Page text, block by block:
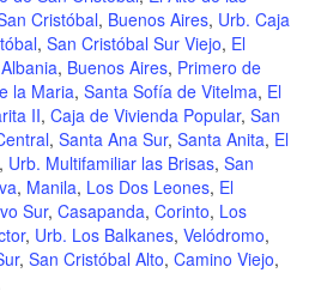
Cristóbal, Buenos Aires, Urb. Caja
, San Cristóbal Sur Viejo, El
, Buenos Aires, Primero de
la Maria, Santa Sofía de Vitelma, El
II, Caja de Vivienda Popular, San
, Santa Ana Sur, Santa Anita, El
, Urb. Multifamiliar las Brisas, San
, Manila, Los Dos Leones, El
Sur, Casapanda, Corinto, Los
, Urb. Los Balkanes, Velódromo,
, San Cristóbal Alto, Camino Viejo,